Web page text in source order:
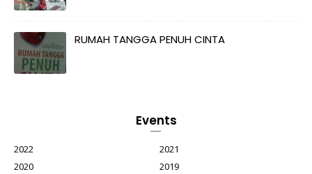
RUMAH TANGGA PENUH CINTA
Events
2022
2021
2020
2019